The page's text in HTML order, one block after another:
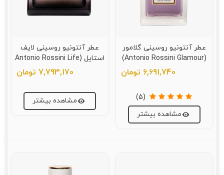
عطر آنتونیو روسینی گلامور
(Antonio Rossini Glamour)
6,691,740 تومان
(5)
مشاهده بیشتر
عطر آنتونیو روسینی لایف
استایل (Antonio Rossini Life
Style)
7,793,170 تومان
مشاهده بیشتر